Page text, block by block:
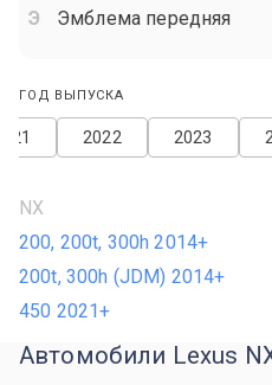
Эмблема передняя
ГОД ВЫПУСКА
2023
2022
NX
200, 200t, 300h 2014+
200t, 300h (JDM) 2014+
450 2021+
Автомобили Lexus